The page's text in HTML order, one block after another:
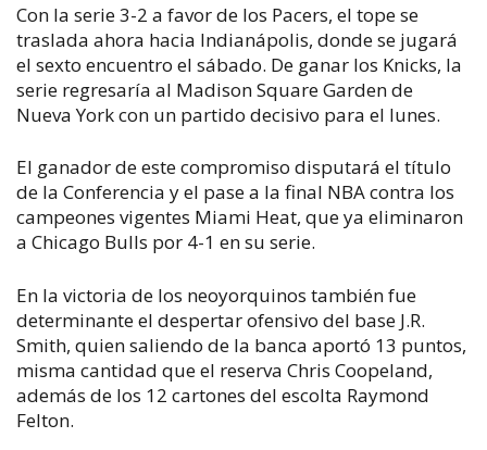
Con la serie 3-2 a favor de los Pacers, el tope se
traslada ahora hacia Indianápolis, donde se jugará
el sexto encuentro el sábado. De ganar los Knicks, la
serie regresaría al Madison Square Garden de
Nueva York con un partido decisivo para el lunes.
El ganador de este compromiso disputará el título
de la Conferencia y el pase a la final NBA contra los
campeones vigentes Miami Heat, que ya eliminaron
a Chicago Bulls por 4-1 en su serie.
En la victoria de los neoyorquinos también fue
determinante el despertar ofensivo del base J.R.
Smith, quien saliendo de la banca aportó 13 puntos,
misma cantidad que el reserva Chris Coopeland,
además de los 12 cartones del escolta Raymond
Felton.